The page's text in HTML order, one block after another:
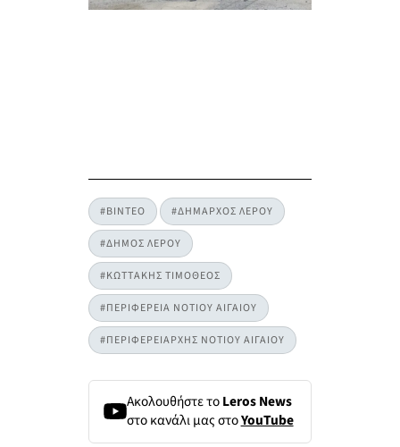
#ΒΙΝΤΕΟ #ΔΗΜΑΡΧΟΣ ΛΕΡΟΥ
#ΔΗΜΟΣ ΛΕΡΟΥ
#ΚΩΤΤΑΚΗΣ ΤΙΜΟΘΕΟΣ
#ΠΕΡΙΦΕΡΕΙΑ ΝΟΤΙΟΥ ΑΙΓΑΙΟΥ
#ΠΕΡΙΦΕΡΕΙΑΡΧΗΣ ΝΟΤΙΟΥ ΑΙΓΑΙΟΥ
Ακολουθήστε τοLeros News
στο κανάλι μας στοYouTube